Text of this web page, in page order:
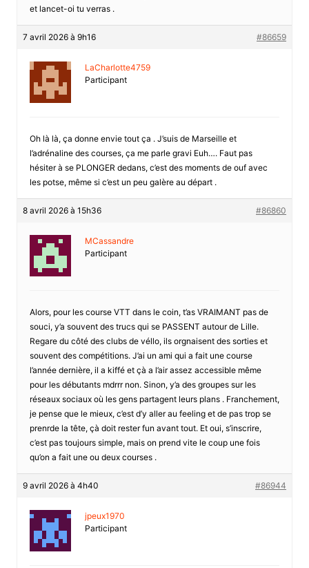
et lancet-oi tu verras .
7 avril 2026 à 9h16 #86659
LaCharlotte4759
Participant
Oh là là, ça donne envie tout ça . J’suis de Marseille et
l’adrénaline des courses, ça me parle gravi Euh…. Faut pas
hésiter à se PLONGER dedans, c’est des moments de ouf avec
les potse, même si c’est un peu galère au départ .
8 avril 2026 à 15h36 #86860
MCassandre
Participant
Alors, pour les course VTT dans le coin, t’as VRAIMANT pas de
souci, y’a souvent des trucs qui se PASSENT autour de Lille.
Regare du côté des clubs de véllo, ils orgnaisent des sorties et
souvent des compétitions. J’ai un ami qui a fait une course
l’année dernière, il a kiffé et çà a l’air assez accessible même
pour les débutants mdrrr non. Sinon, y’a des groupes sur les
réseaux sociaux où les gens partagent leurs plans . Franchement,
je pense que le mieux, c’est d’y aller au feeling et de pas trop se
prenrde la tête, çà doit rester fun avant tout. Et oui, s’inscrire,
c’est pas toujours simple, mais on prend vite le coup une fois
qu’on a fait une ou deux courses .
9 avril 2026 à 4h40 #86944
jpeux1970
Participant